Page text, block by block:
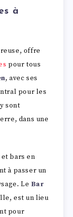
à
offre
pour tous
, avec ses
pour les
sont
dans une
bars en
à passer un
Le Bar
est un lieu
pour